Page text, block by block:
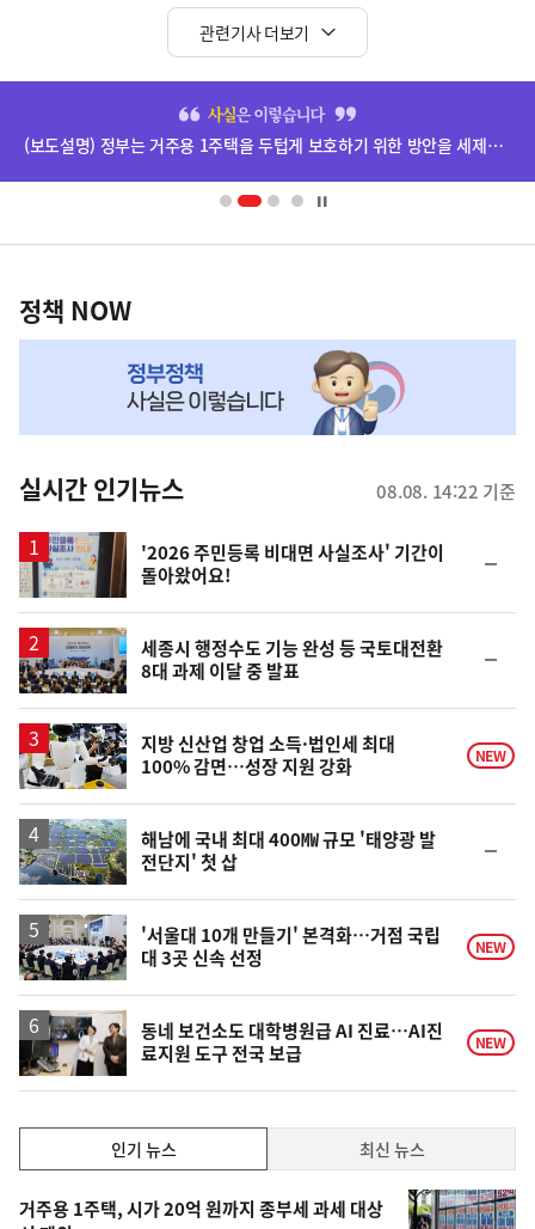
관련기사 더보기
영
(보도설명) 정부는 거주용 1주택을 두텁게 보호하기 위한 방안을 세제개편안에 담았습니다.
책
NOW,
뉴
스
정책 NOW
실시간 인기뉴스 08.08. 14:22 기준
'2026 주민등록 비대면 사실조사' 기간이
돌아왔어요!
일
세종시 행정수도 기능 완성 등 국토대전환
8대 과제 이달 중 발표
일
지방 신산업 창업 소득·법인세 최대
100% 감면…성장 지원 강화
NEW
해남에 국내 최대 400㎿ 규모 '태양광 발
전단지' 첫 삽
일
'서울대 10개 만들기' 본격화…거점 국립
대 3곳 신속 선정
NEW
동네 보건소도 대학병원급 AI 진료…AI진
료지원 도구 전국 보급
NEW
기,
최
인기 뉴스 최신 뉴스
기
거주용 1주택, 시가 20억 원까지 종부세 과세 대상